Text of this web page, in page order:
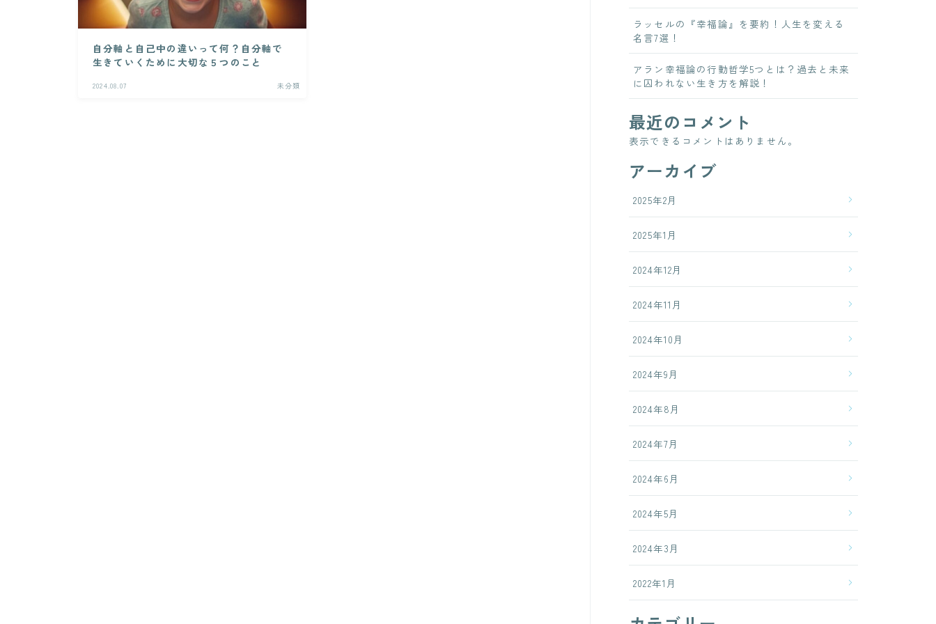
自分軸と自己中の違いって何？自分軸で
生きていくために大切な５つのこと
2024.08.07 未分類
ラッセルの『幸福論』を要約！人生を変える
名言7選！
アラン幸福論の行動哲学5つとは？過去と未来
に囚われない生き方を解説！
最近のコメント
表示できるコメントはありません。
アーカイブ
2025年2月
2025年1月
2024年12月
2024年11月
2024年10月
2024年9月
2024年8月
2024年7月
2024年6月
2024年5月
2024年3月
2022年1月